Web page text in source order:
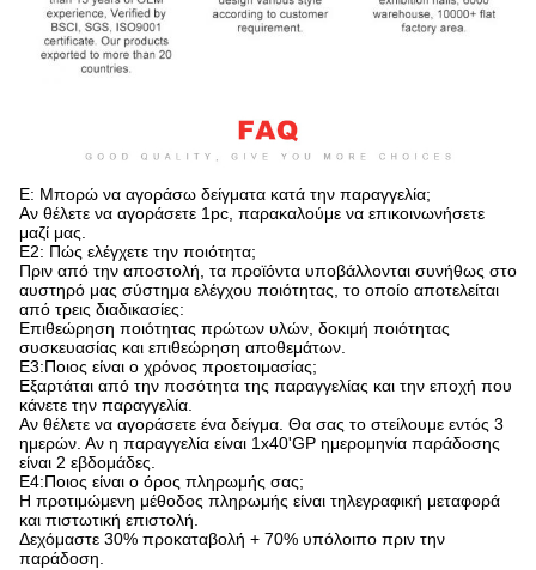
Ε: Μπορώ να αγοράσω δείγματα κατά την παραγγελία;
Αν θέλετε να αγοράσετε 1pc, παρακαλούμε να επικοινωνήσετε
μαζί μας.
Ε2: Πώς ελέγχετε την ποιότητα;
Πριν από την αποστολή, τα προϊόντα υποβάλλονται συνήθως στο
αυστηρό μας σύστημα ελέγχου ποιότητας, το οποίο αποτελείται
από τρεις διαδικασίες:
Επιθεώρηση ποιότητας πρώτων υλών, δοκιμή ποιότητας
συσκευασίας και επιθεώρηση αποθεμάτων.
Ε3:Ποιος είναι ο χρόνος προετοιμασίας;
Εξαρτάται από την ποσότητα της παραγγελίας και την εποχή που
κάνετε την παραγγελία.
Αν θέλετε να αγοράσετε ένα δείγμα. Θα σας το στείλουμε εντός 3
ημερών. Αν η παραγγελία είναι 1x40'GP ημερομηνία παράδοσης
είναι 2 εβδομάδες.
Ε4:Ποιος είναι ο όρος πληρωμής σας;
Η προτιμώμενη μέθοδος πληρωμής είναι τηλεγραφική μεταφορά
και πιστωτική επιστολή.
Δεχόμαστε 30% προκαταβολή + 70% υπόλοιπο πριν την
παράδοση.